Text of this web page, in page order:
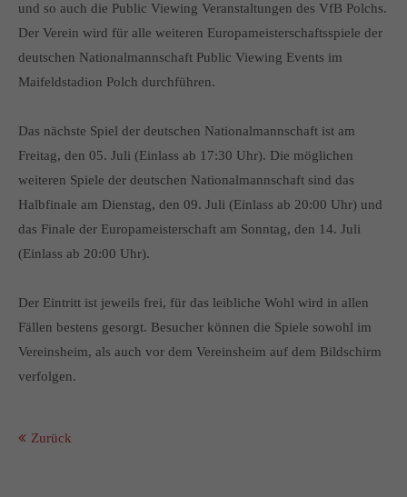
und so auch die Public Viewing Veranstaltungen des VfB Polchs.
Der Verein wird für alle weiteren Europameisterschaftsspiele der
deutschen Nationalmannschaft Public Viewing Events im
Maifeldstadion Polch durchführen.
Das nächste Spiel der deutschen Nationalmannschaft ist am
Freitag, den 05. Juli (Einlass ab 17:30 Uhr). Die möglichen
weiteren Spiele der deutschen Nationalmannschaft sind das
Halbfinale am Dienstag, den 09. Juli (Einlass ab 20:00 Uhr) und
das Finale der Europameisterschaft am Sonntag, den 14. Juli
(Einlass ab 20:00 Uhr).
Der Eintritt ist jeweils frei, für das leibliche Wohl wird in allen
Fällen bestens gesorgt. Besucher können die Spiele sowohl im
Vereinsheim, als auch vor dem Vereinsheim auf dem Bildschirm
verfolgen.
Zurück